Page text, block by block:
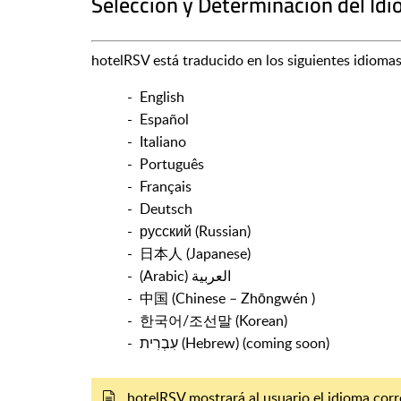
hotelRSV está traducido en los siguientes
- English
- Español
- Italiano
- Português
- Français
- Deutsch
- русский (Russian)
- 日本人 (Japanese)
- (Arabic) العربية
- 中国 (Chinese – Zhōngwén )
- 한국어/조선말 (Korean)
- עִבְרִית‎ (Hebrew) (coming soon)
hotelRSV mostrará al usuario el idioma